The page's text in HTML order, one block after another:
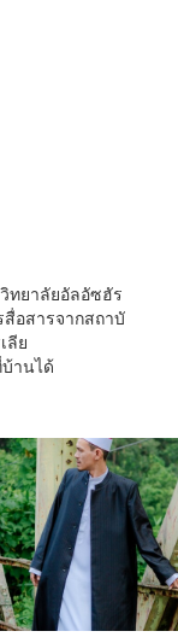
ทยาลัยอัลอัซฮัร
อสารจากสถาบั
ลีย
านได้